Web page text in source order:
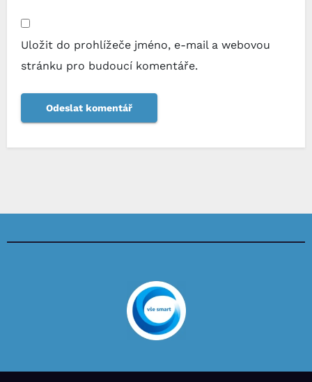
Uložit do prohlížeče jméno, e-mail a webovou
stránku pro budoucí komentáře.